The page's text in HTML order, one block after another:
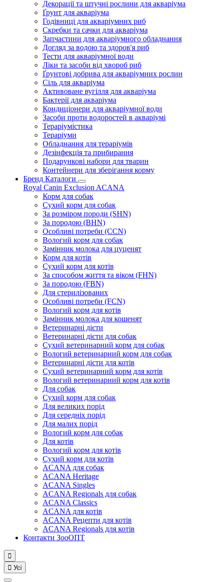
Декорації та штучні рослини для акваріума
Ґрунт для акваріума
Годівниці для акваріумних риб
Скребки та сачки для акваріума
Запчастини для акваріумного обладнання
Догляд за водою та здоров'я риб
Тести для акваріумної води
Ліки та засоби від хвороб риб
Ґрунтові добрива для акваріумних рослин
Сіль для акваріума
Активоване вугілля для акваріума
Бактерії для акваріума
Кондиціонери для акваріумної води
Засоби проти водоростей в акваріумі
Тераріумістика
Тераріуми
Обладнання для тераріумів
Дезінфекція та прибирання
Подарункові набори для тварин
Контейнери для зберігання корму
Бренд Каталоги
Royal Canin Exclusion ACANA
Корм для собак
Сухий корм для собак
За розміром породи (SHN)
За породою (BHN)
Особливі потреби (CCN)
Вологий корм для собак
Замінник молока для цуценят
Корм для котів
Сухий корм для котів
За способом життя та віком (FHN)
За породою (FBN)
Для стерилізованих
Особливі потреби (FCN)
Вологий корм для котів
Замінник молока для кошенят
Ветеринарні дієти
Ветеринарні дієти для собак
Сухий ветеринарний корм для собак
Вологий ветеринарний корм для собак
Ветеринарні дієти для котів
Сухий ветеринарний корм для котів
Вологий ветеринарний корм для котів
Для собак
Сухий корм для собак
Для великих порід
Для середніх порід
Для малих порід
Вологий корм для собак
Для котів
Вологий корм для котів
Сухий корм для котів
ACANA для собак
ACANA Heritage
ACANA Singles
ACANA Regionals для собак
ACANA Classics
ACANA для котів
ACANA Рецепти для котів
ACANA Regionals для котів
Контакти ЗооОПТ

 Усі